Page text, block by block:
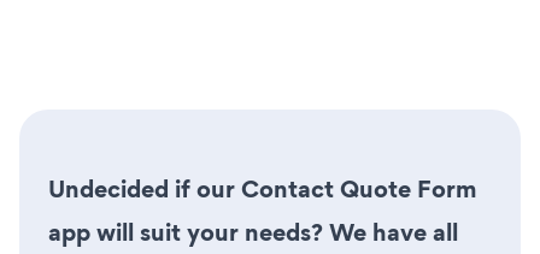
Undecided if our Contact Quote Form
app will suit your needs? We have all